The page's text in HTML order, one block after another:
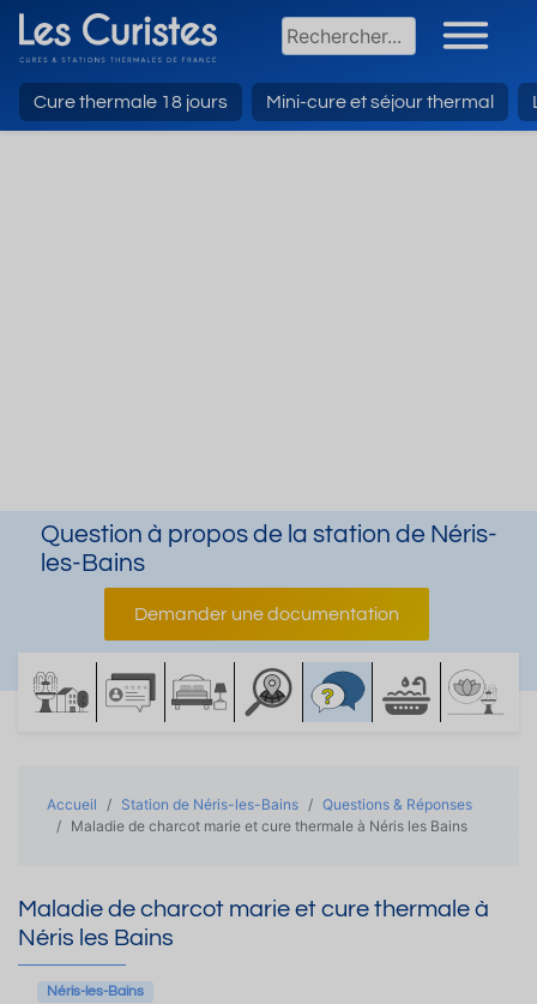
Cure thermale 18 jours Mini-cure et séjour thermal
Question à propos de la station de Néris-
les-Bains
Demander une documentation
Accueil Station de Néris-les-Bains
Questions & Réponses
Maladie de charcot marie et cure thermale à Néris les Bains
Maladie de charcot marie et cure thermale à
Néris les Bains
Néris-les-Bains